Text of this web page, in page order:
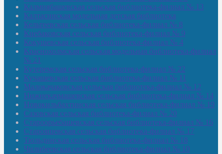
Калмиябашевская сельская библиотека-филиал № 13
Калтасинская модельная детская библиотека
Кельтеевская сельская библиотека-филиал № 8
Киебаковская сельская библиотека-филиал № 9
Кокушевская сельская библиотека-филиал № 4
Краснохолмская сельская модельная библиотека-филиал
№ 21
Кутеремская сельская библиотека-филиал № 22
Кучашевская сельская библиотека-филиал № 11
Малокачаковская сельская библиотека-филиал № 12
Нижнекачмашевская сельская библиотека-филиал № 14
Новокильбахтинская сельская библиотека-филиал № 19
Сазовская сельская библиотека-филиал № 20
Староорьебашевская сельская библиотека-филиал № 16
Старояшевская сельская библиотека-филиал № 17
Тюльдинская сельская библиотека-филиал № 18
Чилибеевская сельская библиотека-филиал № 10